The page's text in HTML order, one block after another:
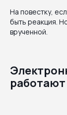
На повестку,
быть реакция.
врученной.
работают